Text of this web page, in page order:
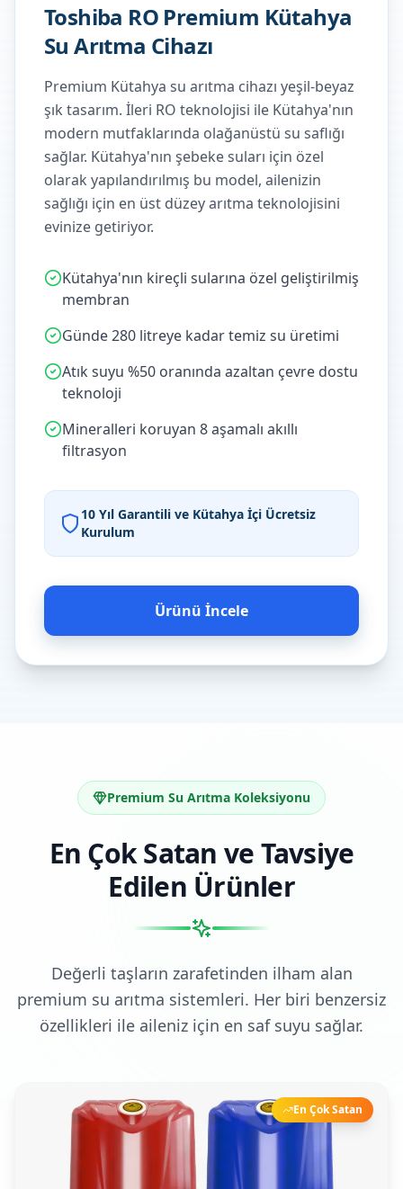
Toshiba RO Premium Kütahya
Su Arıtma Cihazı
Premium Kütahya su arıtma cihazı yeşil-beyaz
şık tasarım. İleri RO teknolojisi ile Kütahya'nın
modern mutfaklarında olağanüstü su saflığı
sağlar. Kütahya'nın şebeke suları için özel
olarak yapılandırılmış bu model, ailenizin
sağlığı için en üst düzey arıtma teknolojisini
evinize getiriyor.
Kütahya'nın kireçli sularına özel geliştirilmiş
membran
Günde 280 litreye kadar temiz su üretimi
Atık suyu %50 oranında azaltan çevre dostu
teknoloji
Mineralleri koruyan 8 aşamalı akıllı
filtrasyon
10 Yıl Garantili ve Kütahya İçi Ücretsiz
Kurulum
Ürünü İncele
Premium Su Arıtma Koleksiyonu
En Çok Satan ve Tavsiye
Edilen Ürünler
Değerli taşların zarafetinden ilham alan
premium su arıtma sistemleri. Her biri benzersiz
özellikleri ile aileniz için en saf suyu sağlar.
En Çok Satan